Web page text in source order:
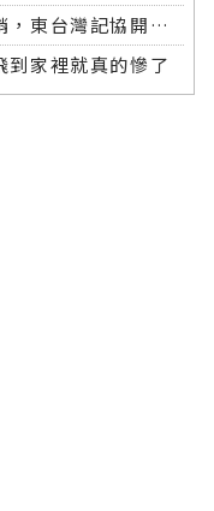
手機剪輯微電影行銷，東台灣記協開班授課獲好評
到家裡就真的慘了